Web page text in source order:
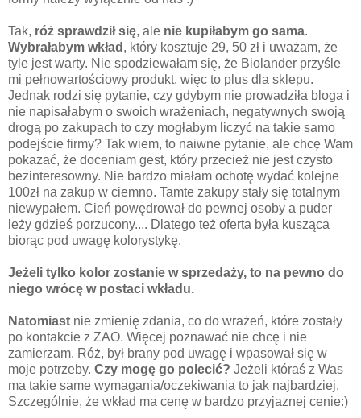
Tak, róż sprawdził się, ale nie kupiłabym go sama.
Wybrałabym wkład , który kosztuje 29, 50 zł i uważam, że
tyle jest warty. Nie spodziewałam się, że Biolander przyśle
mi pełnowartościowy produkt, więc to plus dla sklepu.
Jednak rodzi się pytanie, czy gdybym nie prowadziła bloga i
nie napisałabym o swoich wrażeniach, negatywnych swoją
drogą po zakupach to czy mogłabym liczyć na takie samo
podejście firmy? Tak wiem, to naiwne pytanie, ale chcę Wam
pokazać, że doceniam gest, który przecież nie jest czysto
bezinteresowny. Nie bardzo miałam ochotę wydać kolejne
100zł na zakup w ciemno. Tamte zakupy stały się totalnym
niewypałem. Cień powędrował do pewnej osoby a puder
leży gdzieś porzucony.... Dlatego też oferta była kusząca
biorąc pod uwagę kolorystykę.
Jeżeli tylko kolor zostanie w sprzedaży, to na pewno do
niego wrócę w postaci wkładu.
Natomiast nie zmienię zdania, co do wrażeń, które zostały
po kontakcie z ZAO. Więcej poznawać nie chcę i nie
zamierzam. Róż, był brany pod uwagę i wpasował się w
moje potrzeby. Czy mogę go polecić? Jeżeli któraś z Was
ma takie same wymagania/oczekiwania to jak najbardziej.
Szczególnie, że wkład ma cenę w bardzo przyjaznej cenie:)